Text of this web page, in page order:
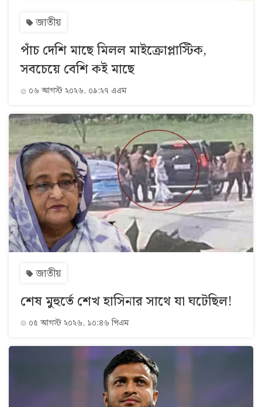
জাতীয়
পাঁচ দেশি মাছে মিলল মাইক্রোপ্লাস্টিক,
সবচেয়ে বেশি কই মাছে
০৬ আগস্ট ২০২৬, ০৯:২৭ এএম
জাতীয়
শেষ মুহুর্তে শেখ হাসিনার সাথে যা ঘটেছিল!
০৫ আগস্ট ২০২৬, ১০:৪৬ পিএম